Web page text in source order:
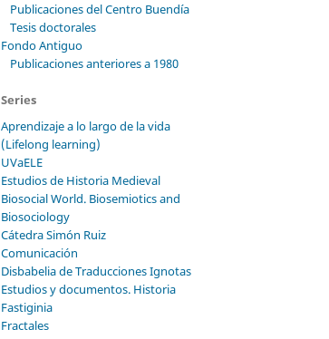
Publicaciones del Centro Buendía
Tesis doctorales
Fondo Antiguo
Publicaciones anteriores a 1980
Series
Aprendizaje a lo largo de la vida
(Lifelong learning)
UVaELE
Estudios de Historia Medieval
Biosocial World. Biosemiotics and
Biosociology
Cátedra Simón Ruiz
Comunicación
Disbabelia de Traducciones Ignotas
Estudios y documentos. Historia
Fastiginia
Fractales